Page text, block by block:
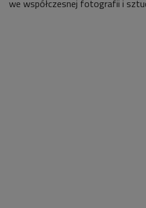
we współczesnej fotografii i